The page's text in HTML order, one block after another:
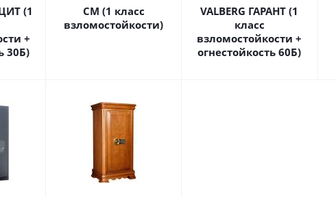
(1
+
30Б)
СМ (1 класс
взломостойкости)
VALBERG ГАРАНТ (1
класс
взломостойкости +
огнестойкость 60Б)